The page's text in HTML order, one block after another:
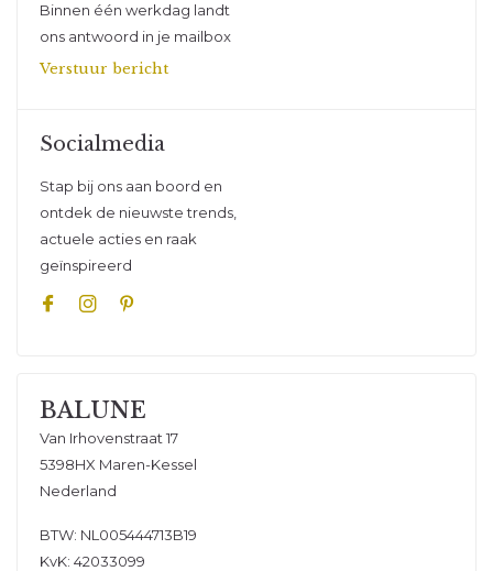
Binnen één werkdag landt
ons antwoord in je mailbox
Verstuur bericht
Socialmedia
Stap bij ons aan boord en
ontdek de nieuwste trends,
actuele acties en raak
geïnspireerd
BALUNE
Van Irhovenstraat 17
5398HX Maren-Kessel
Nederland
BTW: NL005444713B19
KvK: 42033099